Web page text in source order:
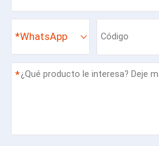
*WhatsApp
*